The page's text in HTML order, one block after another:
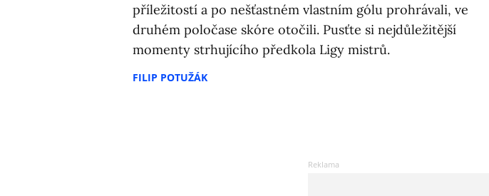
příležitostí a po nešťastném vlastním gólu prohrávali, ve
druhém poločase skóre otočili. Pusťte si nejdůležitější
momenty strhujícího předkola Ligy mistrů.
FILIP POTUŽÁK